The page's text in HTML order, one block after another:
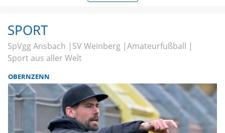
SPORT
SpVgg Ansbach SV Weinberg Amateurfußball
Sport aus aller Welt
OBERNZENN